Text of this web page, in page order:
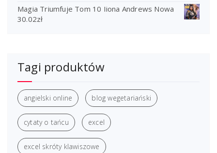
Magia Triumfuje Tom 10 Iiona Andrews Nowa
30.02zł
Tagi produktów
angielski online blog wegetariański
cytaty o tańcu excel
excel skróty klawiszowe